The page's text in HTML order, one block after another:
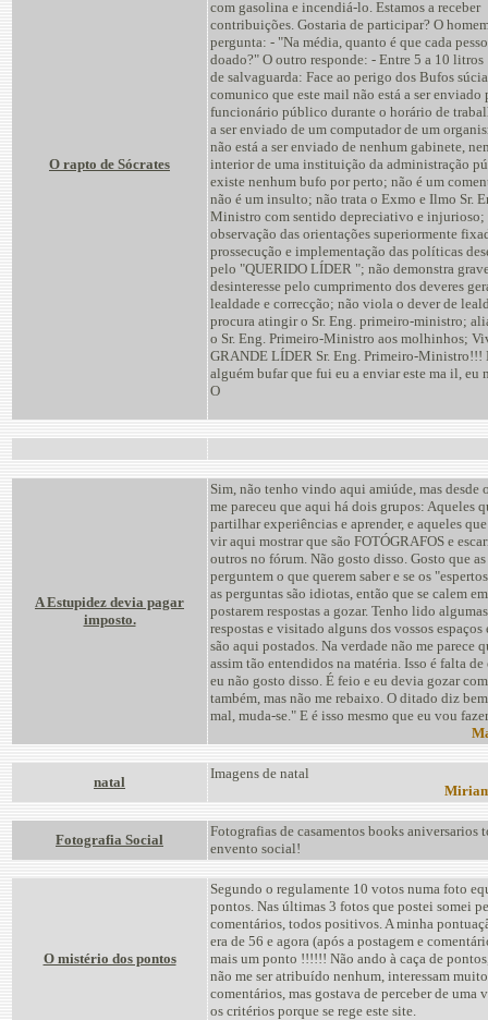
O rapto de Sócrates
com gasolina e incendiá-lo. Estamos a receber
contribuições. Gostaria de participar? O
pergunta: - "Na média, quanto é que cada
doado?" O outro responde: - Entre 5 a 10
de salvaguarda: Face ao perigo dos Bufos
comunico que este mail não está a ser enviado
funcionário público durante o horário de
a ser enviado de um computador de um
não está a ser enviado de nenhum gabinete,
interior de uma instituição da administração
existe nenhum bufo por perto; não é um
não é um insulto; não trata o Exmo e Ilmo Sr.
Ministro com sentido depreciativo e injurioso;
observação das orientações superiormente
prossecução e implementação das políticas
pelo "QUERIDO LÍDER "; não demonstra
desinteresse pelo cumprimento dos deveres
lealdade e correcção; não viola o dever de
procura atingir o Sr. Eng. primeiro-ministro;
o Sr. Eng. Primeiro-Ministro aos molhinhos;
GRANDE LÍDER Sr. Eng. Primeiro-Ministro!!!
alguém bufar que fui eu a enviar este ma il, eu
O
A Estupidez devia pagar
imposto.
Sim, não tenho vindo aqui amiúde, mas desde
me pareceu que aqui há dois grupos: Aqueles
partilhar experiências e aprender, e aqueles
vir aqui mostrar que são FOTÓGRAFOS e
outros no fórum. Não gosto disso. Gosto que as
perguntem o que querem saber e se os
as perguntas são idiotas, então que se calem
postarem respostas a gozar. Tenho lido algumas
respostas e visitado alguns dos vossos espaços
são aqui postados. Na verdade não me parece
assim tão entendidos na matéria. Isso é falta de
eu não gosto disso. É feio e eu devia gozar
também, mas não me rebaixo. O ditado diz
mal, muda-se." E é isso mesmo que eu vou
natal
Imagens de natal
Fotografia Social
Fotografias de casamentos books aniversarios
envento social!
O mistério dos pontos
Segundo o regulamente 10 votos numa foto
pontos. Nas últimas 3 fotos que postei somei
comentários, todos positivos. A minha
era de 56 e agora (após a postagem e
mais um ponto !!!!!! Não ando à caça de
não me ser atribuído nenhum, interessam
comentários, mas gostava de perceber de uma
os critérios porque se rege este site.